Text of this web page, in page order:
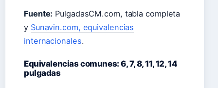
Fuente: PulgadasCM.com, tabla completa
y Sunavin.com, equivalencias
internacionales.
Equivalencias comunes: 6, 7, 8, 11, 12, 14
pulgadas